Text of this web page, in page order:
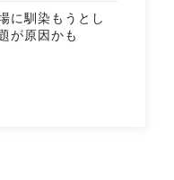
に馴染もうとし
が原因かも